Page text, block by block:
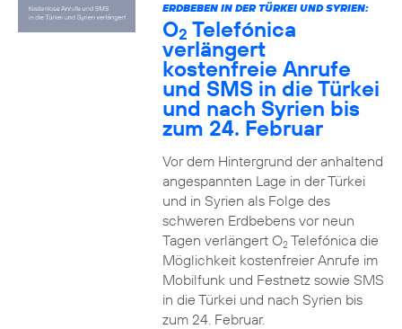
ERDBEBEN IN DER TÜRKEI UND SYRIEN:
O2 Telefónica
verlängert
kostenfreie Anrufe
und SMS in die Türkei
und nach Syrien bis
zum 24. Februar
Vor dem Hintergrund der anhaltend
angespannten Lage in der Türkei
und in Syrien als Folge des
schweren Erdbebens vor neun
Tagen verlängert O2Telefónica die
Möglichkeit kostenfreier Anrufe im
Mobilfunk und Festnetz sowie SMS
in die Türkei und nach Syrien bis
zum 24. Februar.